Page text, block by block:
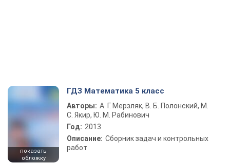
показать
обложку
ГДЗ Математика 5 класс
Авторы: А. Г. Мерзляк, В. Б. Полонский, М.
С. Якир, Ю. М. Рабинович
Год: 2013
Описание: Сборник задач и контрольных
работ